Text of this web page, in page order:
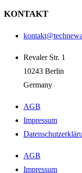
KONTAKT
Revaler Str. 1
10243 Berlin
Germany
AGB
Impressum
AGB
Impressum